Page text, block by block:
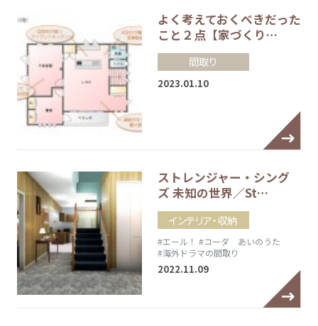
よく考えておくべきだった
こと２点【家づくり…
間取り
2023.01.10
ストレンジャー・シング
ズ 未知の世界／St…
インテリア・収納
#エール！ #コーダ あいのうた
#海外ドラマの間取り
2022.11.09